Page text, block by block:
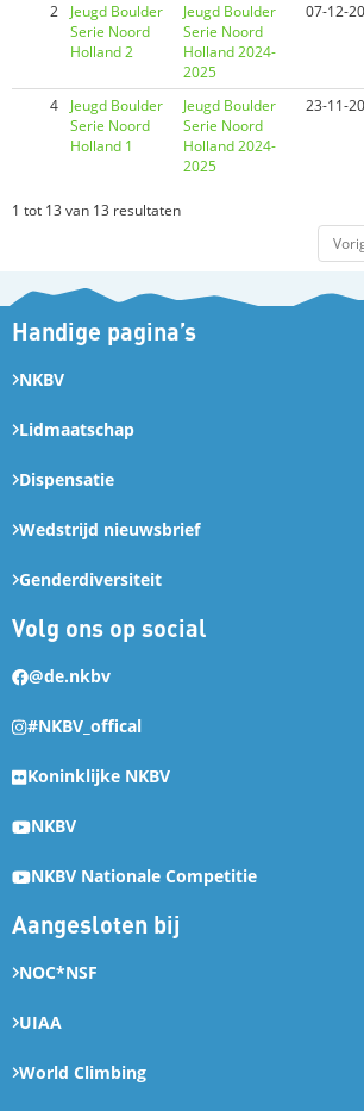
2
Jeugd Boulder
Serie Noord
Holland 2
Jeugd Boulder
Serie Noord
Holland 2024-
2025
07-12-
4
Jeugd Boulder
Serie Noord
Holland 1
Jeugd Boulder
Serie Noord
Holland 2024-
2025
23-11-
1 tot 13 van 13 resultaten
Handige pagina’s
NKBV
Lidmaatschap
Dispensatie
Wedstrijd nieuwsbrief
Genderdiversiteit
Volg ons op social
@de.nkbv
#NKBV_offical
Koninklijke NKBV
NKBV
NKBV Nationale Competitie
Aangesloten bij
NOC*NSF
UIAA
World Climbing